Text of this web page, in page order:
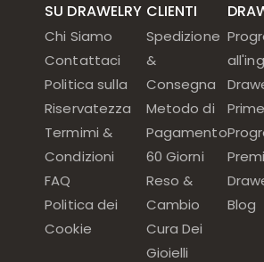
SU DRAWELRY
Chi Siamo
Contattaci
Politica sulla
Riservatezza
Termimi &
Condizioni
FAQ
Politica dei
Cookie
CLIENTI
Spedizione
&
Consegna
Metodo di
Pagamento
60 Giorni
Reso &
Cambio
Cura Dei
Gioielli
Prime
Blog